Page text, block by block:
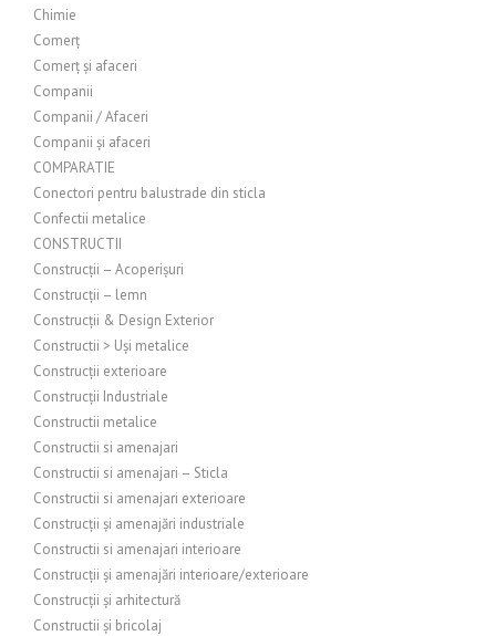
Chimie
Comerț
Comerț și afaceri
Companii
Companii / Afaceri
Companii și afaceri
COMPARATIE
Conectori pentru balustrade din sticla
Confectii metalice
CONSTRUCTII
Construcții – Acoperișuri
Construcții – lemn
Construcții & Design Exterior
Constructii > Uși metalice
Construcții exterioare
Construcții Industriale
Constructii metalice
Constructii si amenajari
Constructii si amenajari – Sticla
Constructii si amenajari exterioare
Construcții și amenajări industriale
Constructii si amenajari interioare
Construcții și amenajări interioare/exterioare
Construcții și arhitectură
Constructii și bricolaj